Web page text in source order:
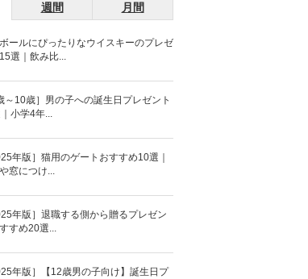
週間 月間
ールにぴったりなウイスキーのプレゼ
選｜飲み比...
～10歳］男の子への誕生日プレゼント
小学4年...
年版］猫用のゲートおすすめ10選｜
窓につけ...
年版］退職する側から贈るプレゼン
すめ20選...
年版］【12歳男の子向け】誕生日プ